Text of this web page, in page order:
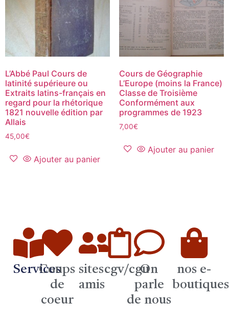
L’Abbé Paul Cours de
latinité supérieure ou
Extraits latins-français en
regard pour la rhétorique
1821 nouvelle édition par
Allais
45,00€
Ajouter au panier
Cours de Géographie
L’Europe (moins la France)
Classe de Troisième
Conformément aux
programmes de 1923
7,00€
Ajouter au panier
Services
Coups
de
coeur
sites
amis
cgv/cguOn
parle
de nous
nos e-
boutiques